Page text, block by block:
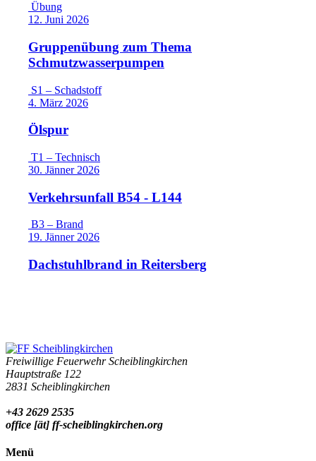
Übung
12. Juni 2026
Gruppenübung zum Thema
Schmutzwasserpumpen
S1 – Schadstoff
4. März 2026
Ölspur
T1 – Technisch
30. Jänner 2026
Verkehrsunfall B54 - L144
B3 – Brand
19. Jänner 2026
Dachstuhlbrand in Reitersberg
Freiwillige Feuerwehr Scheiblingkirchen
Hauptstraße 122
2831 Scheiblingkirchen
+43 2629 2535
office [ät] ff-scheiblingkirchen.org
Menü